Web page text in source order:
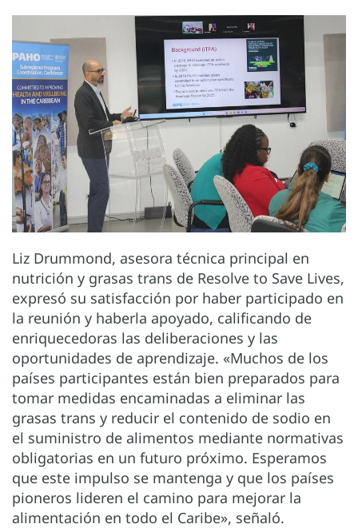
Liz Drummond, asesora técnica principal en
nutrición y grasas trans de Resolve to Save Lives,
expresó su satisfacción por haber participado en
la reunión y haberla apoyado, calificando de
enriquecedoras las deliberaciones y las
oportunidades de aprendizaje. «Muchos de los
países participantes están bien preparados para
tomar medidas encaminadas a eliminar las
grasas trans y reducir el contenido de sodio en
el suministro de alimentos mediante normativas
obligatorias en un futuro próximo. Esperamos
que este impulso se mantenga y que los países
pioneros lideren el camino para mejorar la
alimentación en todo el Caribe», señaló.